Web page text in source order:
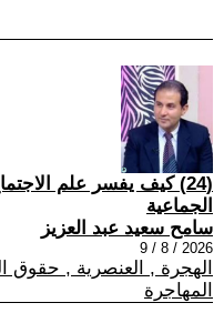
(24) كيف يفسر علم
الجماعية
سامح سعيد عبد العزيز
2026 / 8 / 9
الهجرة , العنصرية , حقوق
المهاجرة